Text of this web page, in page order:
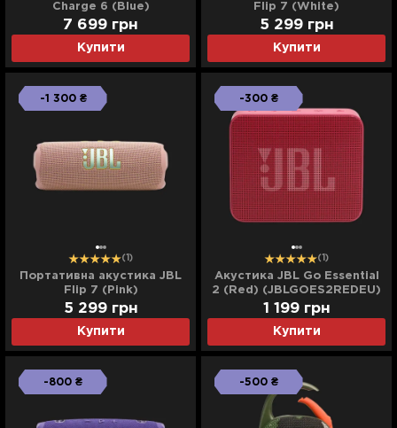
Charge 6 (Blue)
Купити
7 699 грн
Flip 7 (White)
Купити
5 299 грн
-1 300 ₴
(1)
Портативна акустика JBL
Flip 7 (Pink)
Купити
5 299 грн
-300 ₴
(1)
Акустика JBL Go Essential
2 (Red) (JBLGOES2REDEU)
Купити
1 199 грн
-800 ₴ -500 ₴